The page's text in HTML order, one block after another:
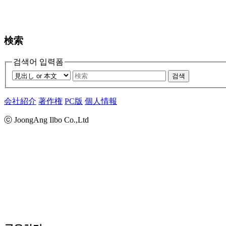
検索
검색어 입력폼
검색
会社紹介 著作権 PC版 個人情報
ⓒ JoongAng Ilbo Co.,Ltd